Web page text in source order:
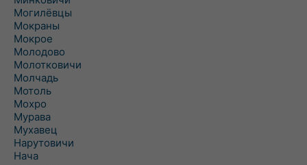
Могилёвцы
Мокраны
Мокрое
Молодово
Молотковичи
Молчадь
Мотоль
Мохро
Мурава
Мухавец
Нарутовичи
Нача